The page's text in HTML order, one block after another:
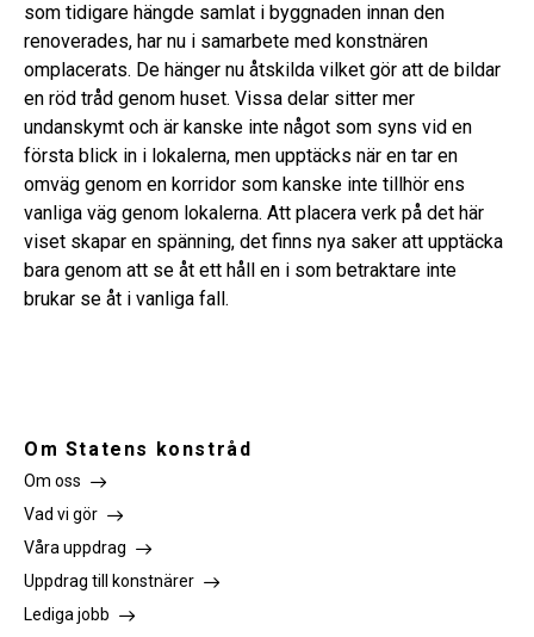
som tidigare hängde samlat i byggnaden innan den
renoverades, har nu i samarbete med konstnären
omplacerats. De hänger nu åtskilda vilket gör att de bildar
en röd tråd genom huset. Vissa delar sitter mer
undanskymt och är kanske inte något som syns vid en
första blick in i lokalerna, men upptäcks när en tar en
omväg genom en korridor som kanske inte tillhör ens
vanliga väg genom lokalerna. Att placera verk på det här
viset skapar en spänning, det finns nya saker att upptäcka
bara genom att se åt ett håll en i som betraktare inte
brukar se åt i vanliga fall.
Om Statens konstråd
Om oss
Vad vi gör
Våra uppdrag
Uppdrag till konstnärer
Lediga jobb